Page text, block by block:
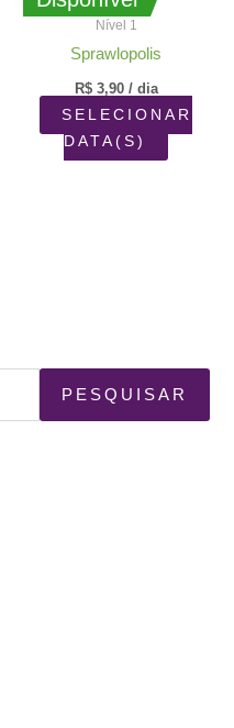
Nível 1
Sprawlopolis
R$3,90/ dia
SELECIONAR
DATA(S)
PESQUISAR